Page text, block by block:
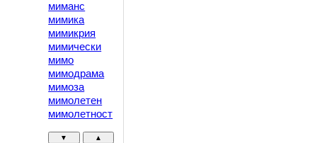
миманс
мимика
мимикрия
мимически
мимо
мимодрама
мимоза
мимолетен
мимолетност
▼ ▲